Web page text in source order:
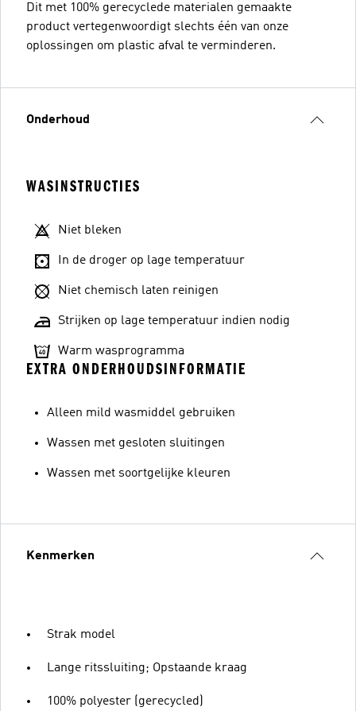
Dit met 100% gerecyclede materialen gemaakte
product vertegenwoordigt slechts één van onze
oplossingen om plastic afval te verminderen.
Onderhoud
WASINSTRUCTIES
Niet bleken
In de droger op lage temperatuur
Niet chemisch laten reinigen
Strijken op lage temperatuur indien nodig
Warm wasprogramma
EXTRA ONDERHOUDSINFORMATIE
Alleen mild wasmiddel gebruiken
Wassen met gesloten sluitingen
Wassen met soortgelijke kleuren
Kenmerken
Strak model
Lange ritssluiting; Opstaande kraag
100% polyester (gerecycled)